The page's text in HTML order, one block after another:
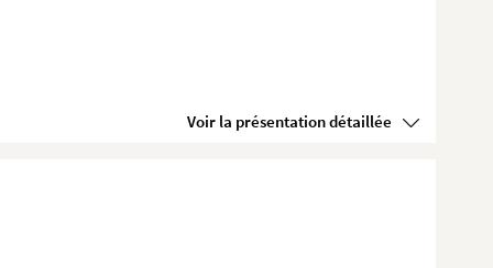
Voir la présentation détaillée